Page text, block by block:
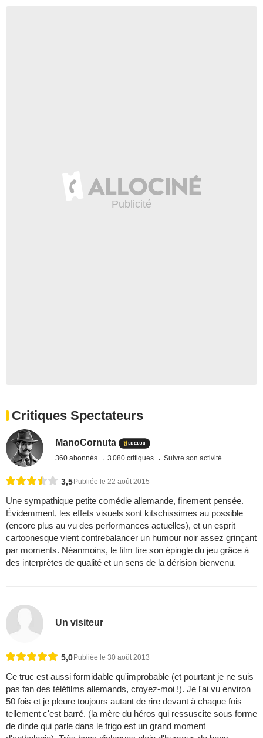
Critiques Spectateurs
ManoCornuta
360 abonnés 3 080 critiques Suivre son activité
3,5 Publiée le 22 août 2015
Une sympathique petite comédie allemande, finement pensée.
Évidemment, les effets visuels sont kitschissimes au possible
(encore plus au vu des performances actuelles), et un esprit
cartoonesque vient contrebalancer un humour noir assez grinçant
par moments. Néanmoins, le film tire son épingle du jeu grâce à
des interprètes de qualité et un sens de la dérision bienvenu.
Un visiteur
5,0Publiée le 30 août 2013
Ce truc est aussi formidable qu'improbable (et pourtant je ne suis
pas fan des téléfilms allemands, croyez-moi !). Je l'ai vu environ
50 fois et je pleure toujours autant de rire devant à chaque fois
tellement c'est barré. (la mère du héros qui ressuscite sous forme
de dinde qui parle dans le frigo est un grand moment